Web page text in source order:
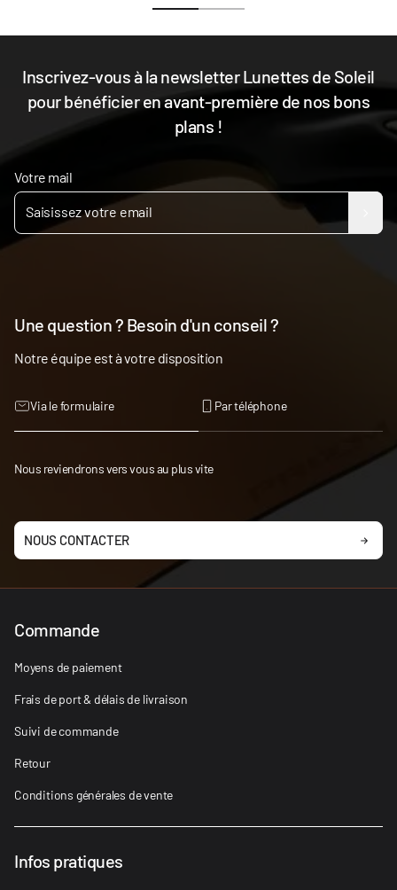
Inscrivez-vous à la newsletter Lunettes de Soleil
pour bénéficier en avant-première de nos bons
plans !
Votre mail
Une question ? Besoin d'un conseil ?
Notre équipe est à votre disposition
Via le formulaire Par téléphone
Nous reviendrons vers vous au plus vite
NOUS CONTACTER
Commande
Moyens de paiement
Frais de port & délais de livraison
Suivi de commande
Retour
Conditions générales de vente
Infos pratiques